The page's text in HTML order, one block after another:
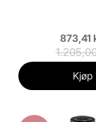
873,41
Kjøp